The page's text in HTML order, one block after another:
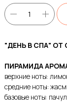
"ДЕНЬ В СПА" ОТ
ПИРАМИДА
верхние ноты:
средние ноты:
базовые ноты: